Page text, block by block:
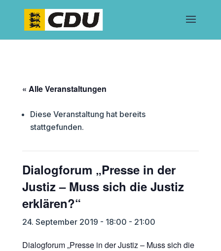
« Alle Veranstaltungen
Diese Veranstaltung hat bereits
stattgefunden.
Dialogforum „Presse in der
Justiz – Muss sich die Justiz
erklären?“
24. September 2019 - 18:00 - 21:00
Dialogforum „Presse in der Justiz – Muss sich die